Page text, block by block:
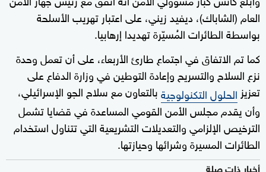
العام (الشاباك)، ديفيد زيني، على اعتبار تهريب الأسلحة
بواسطة الطائرات المُسيّرة تهديدا إرهابيا.
كما تم الاتفاق في اجتماع طارئ الأربعاء، على أن تعمل وحدة
نزع السلاح والتسريح وإعادة التوطين في وزارة الدفاع على
تعزيز الحلول التكنولوجيةبالتعاون مع سلاح الجو الإسرائيلي،
وأن يقدم مجلس الأمن القومي المساعدة في قضايا تشمل
الترخيص الإلزامي والتعديلات التشريعية التي تتناول استخدام
الطائرات المسيرة وشرائها وحيازتها.
أخبار ذات صلة